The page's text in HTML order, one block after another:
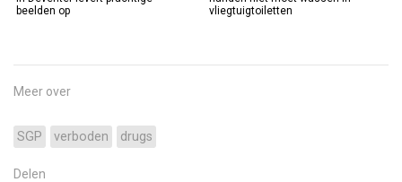
beelden op
vliegtuigtoiletten
Meer over
SGP verboden drugs
Delen